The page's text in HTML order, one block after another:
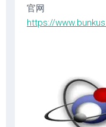
官网
https://